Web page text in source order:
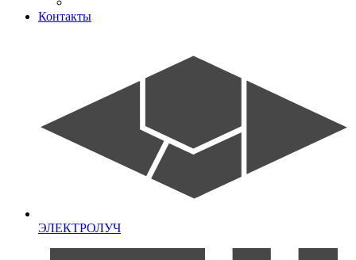
Контакты
ЭЛЕКТРОЛУЧ